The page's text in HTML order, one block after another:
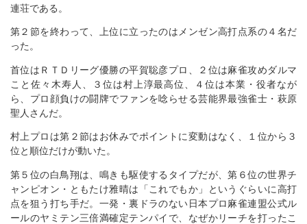
連荘である。
第２節を終わって、上位に立ったのはメンゼン高打点系の４名だ
った。
首位はＲＴＤリーグ優勝の平賀聡彦プロ、２位は麻雀攻めダルマ
こと佐々木寿人、３位は村上淳最高位、４位は本業・役者なが
ら、プロ顔負けの闘牌でファンを唸らせる芸能界最強雀士・萩原
聖人さんだ。
村上プロは第２節はお休みでポイントに変動はなく、１位から３
位と順位だけが動いた。
第５位の白鳥翔は、鳴きも駆使するタイプだが、第６位の世界チ
ャンピオン・ともたけ雅晴は「これでもか」というぐらいに高打
点を狙う打ち手だ。一発・裏ドラのない日本プロ麻雀連盟公式ル
ールのヤミテン三倍満確定テンパイで、なぜかリーチを打ったこ